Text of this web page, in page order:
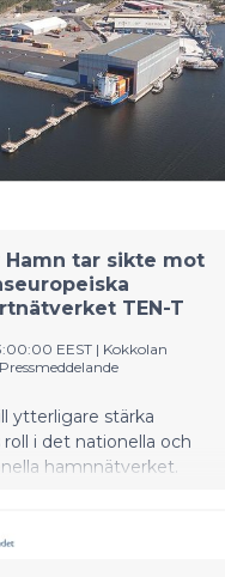
Hamn tar sikte mot
TEN-T
EEST | Kokkolan
Pressmeddelande
ytterligare stärka
i det nationella och
hamnnätverket.
TEN-T som håller